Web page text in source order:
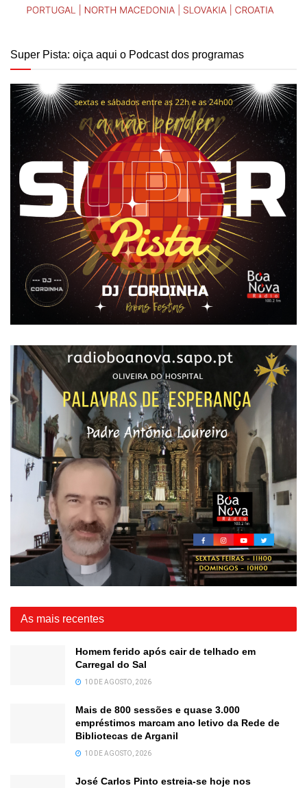
Super Pista: oiça aqui o Podcast dos programas
As mais recentes
Homem ferido após cair de telhado em
Carregal do Sal
10 DE AGOSTO, 2026
Mais de 800 sessões e quase 3.000
empréstimos marcam ano letivo da Rede de
Bibliotecas de Arganil
10 DE AGOSTO, 2026
José Carlos Pinto estreia-se hoje nos